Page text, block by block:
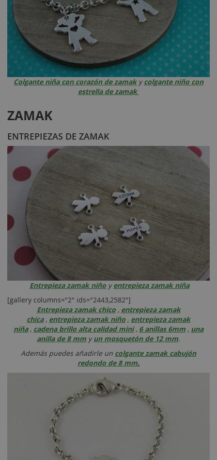
Colgante niña con corazón de zamakycolgante niño con
estrella de zamak
ZAMAK
ENTREPIEZAS DE ZAMAK
Entrepieza zamak niño yentrepieza zamak niña
[gallery columns="2" ids="2443,2582"]
Entrepieza zamak chico, entrepieza zamak
chica, entrepieza zamak niño , entrepieza zamak
niña, cadena brillo alta calidad mini, 6 anillas 6mm , una
anilla de 8 mm yun mosquetón de 12 mm.
Además puedes añadirle un colgante zamak cabujón
redondo de 8 mm.